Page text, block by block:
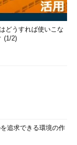
取り込んだり、線
、JPEG、単一ファ
まれているキャプ
注意が必要だ（そ
）。そのURLは、
と該当するWebペ
どうすれば使いこな
(1/2)
追求できる環境の作